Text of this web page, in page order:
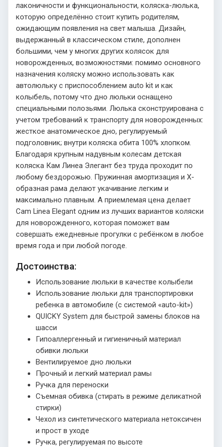
лаконичности и функциональности, коляска-люлька,
которую определённо стоит купить родителям,
ожидающим появления на свет малыша. Дизайн,
выдержанный в классическом стиле, дополнен
большими, чем у многих других колясок для
новорожденных, возможностями: помимо основного
назначения коляску можно использовать как
автолюльку с приспособлением auto kit и как
колыбель, потому что дно люльки оснащено
специальными полозьями. Люлька сконструирована с
учетом требований к транспорту для новорожденных:
жесткое анатомическое дно, регулируемый
подголовник; внутри коляска обита 100% хлопком.
Благодаря крупным надувным колесам детская
коляска Кам Линеа Элегант без труда проходит по
любому бездорожью. Пружинная амортизация и Х-
образная рама делают укачивание легким и
максимально плавным. А приемлемая цена делает
Cam Linea Elegant одним из лучших вариантов коляски
для новорожденного, которая поможет вам
совершать ежедневные прогулки с ребёнком в любое
время года и при любой погоде.
Достоинства:
Использование люльки в качестве колыбели
Использование люльки для транспортировки
ребенка в автомобиле (с системой «auto-kit»)
QUICKY System для быстрой замены блоков на
шасси
Гипоаллергенный и гигиеничный материал
обивки люльки
Вентилируемое дно люльки
Прочный и легкий материал рамы
Ручка для переноски
Съемная обивка (стирать в режиме деликатной
стирки)
Чехол из синтетического материала нетоксичен
и прост в уходе
Ручка, регулируемая по высоте